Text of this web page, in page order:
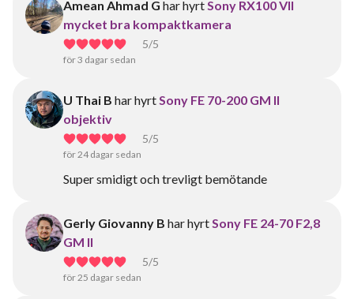
Amean Ahmad G har hyrtSony RX100 VII
mycket bra kompaktkamera
5/5
för 3 dagar sedan
U Thai B har hyrtSony FE 70-200 GM II
objektiv
5/5
för 24 dagar sedan
Super smidigt och trevligt bemötande
Gerly Giovanny B har hyrtSony FE 24-70 F2,8
GM II
5/5
för 25 dagar sedan